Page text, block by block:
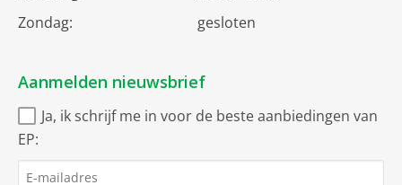
Zondag:
gesloten
Aanmelden nieuwsbrief
Ja, ik schrijf me in voor de beste aanbiedingen van
EP: